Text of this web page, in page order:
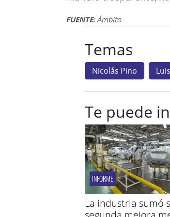
FUENTE:Ámbito
Temas
Nicolás Pino
Te puede
INFORME
La industria sumó